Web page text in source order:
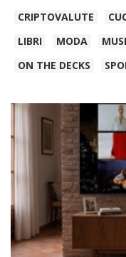
CRIPTOVALUTE
LIBRI
MODA
ON THE DECKS